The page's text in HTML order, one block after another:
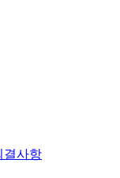
결사항